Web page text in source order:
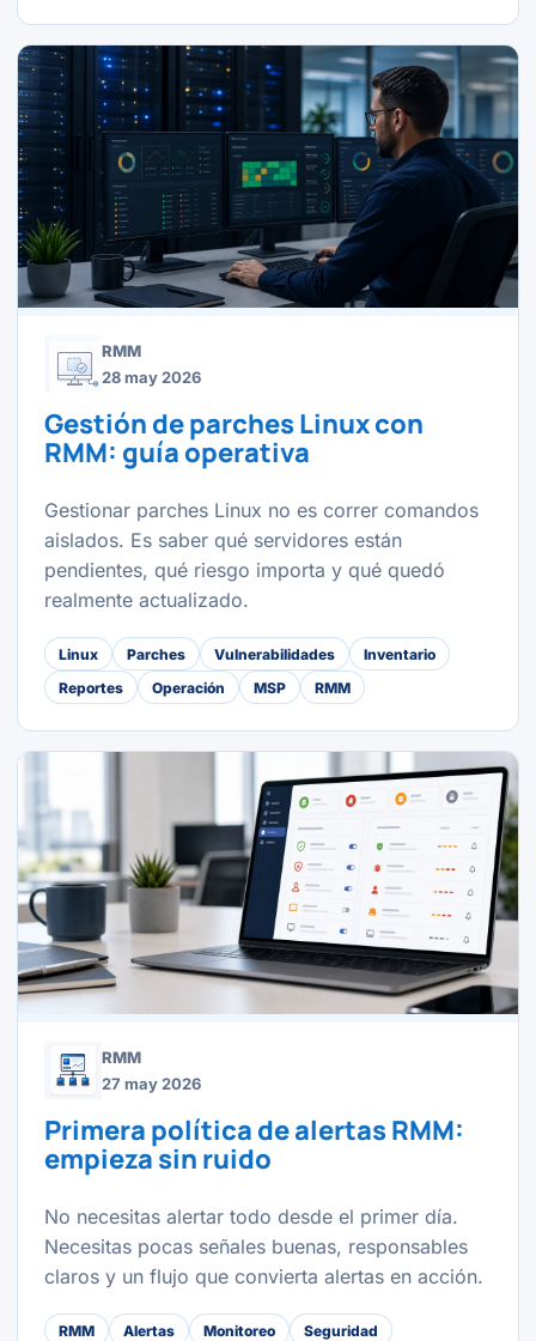
RMM
28 may 2026
Gestión de parches Linux con
RMM: guía operativa
Gestionar parches Linux no es correr comandos
aislados. Es saber qué servidores están
pendientes, qué riesgo importa y qué quedó
realmente actualizado.
Linux Parches Vulnerabilidades
Inventario
Reportes
Operación MSP RMM
RMM
27 may 2026
Primera política de alertas RMM:
empieza sin ruido
No necesitas alertar todo desde el primer día.
Necesitas pocas señales buenas, responsables
claros y un flujo que convierta alertas en acción.
RMM Alertas Monitoreo
Seguridad